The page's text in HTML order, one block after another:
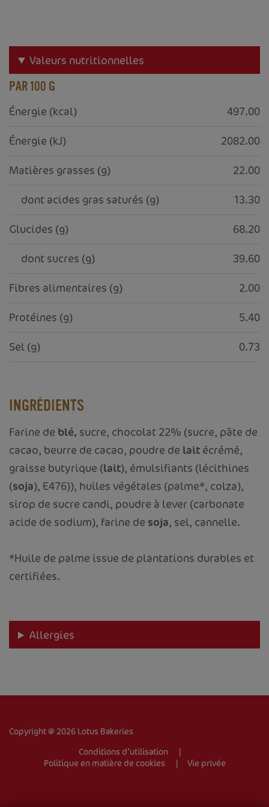
ACCUEIL
PRODUITS
TRADEMARK
Valeurs nutritionnelles
PAR 100 G
Énergie (kcal) 497.00
Énergie (kJ) 2082.00
Matières grasses (g) 22.00
     dont acides gras saturés (g)
13.30
Glucides (g) 68.20
     dont sucres (g)
39.60
Fibres alimentaires (g) 2.00
Protéines (g) 5.40
Sel (g) 0.73
INGRÉDIENTS
Farine de blé, sucre, chocolat 22% (sucre, pâte de
cacao, beurre de cacao, poudre de lait écrémé,
graisse butyrique (lait), émulsifiants (lécithines
(soja), E476)), huiles végétales (palme*, colza),
sirop de sucre candi, poudre à lever (carbonate
acide de sodium), farine de soja, sel, cannelle.
*Huile de palme issue de plantations durables et
certifiées.
Allergies
Copyright @ 2026 Lotus Bakeries
Conditions d’utilisation
Politique en matière de cookies
Vie privée